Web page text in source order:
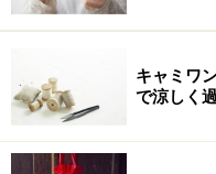
キャミワ
で涼しく